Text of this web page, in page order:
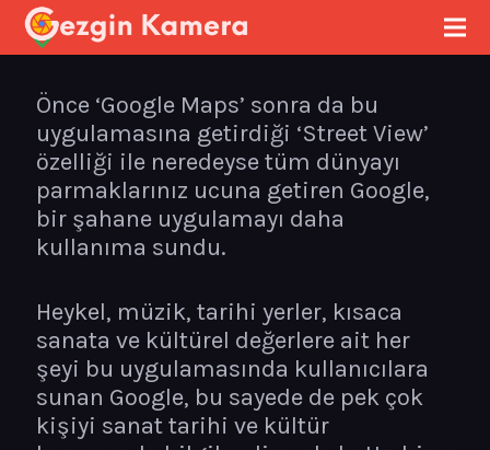
Önce ‘Google Maps’ sonra da bu
uygulamasına getirdiği ‘Street View’
özelliği ile neredeyse tüm dünyayı
parmaklarınız ucuna getiren Google,
bir şahane uygulamayı daha
kullanıma sundu.
Heykel, müzik, tarihi yerler, kısaca
sanata ve kültürel değerlere ait her
şeyi bu uygulamasında kullanıcılara
sunan Google, bu sayede de pek çok
kişiyi sanat tarihi ve kültür